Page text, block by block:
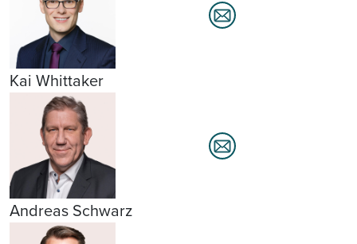
Kai Whittaker
Andreas Schwarz